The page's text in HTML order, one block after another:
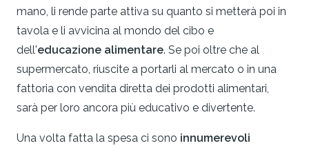
mano, li rende parte attiva su quanto si metterà poi in
tavola e li avvicina al mondo del cibo e
dell'educazione alimentare. Se poi oltre che al
supermercato, riuscite a portarli al mercato o in una
fattoria con vendita diretta dei prodotti alimentari,
sarà per loro ancora più educativo e divertente.
Una volta fatta la spesa ci sono innumerevoli